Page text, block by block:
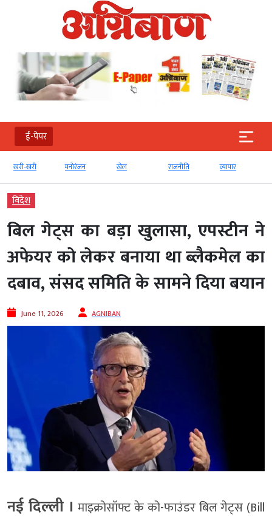
ई-पेपर
खरी-खरी मनोरंजन खेल राजनीति व्‍यापार
विदेश
बिल गेट्स का बड़ा खुलासा, एपस्टीन ने
अफेयर को लेकर बनाया था ब्लैकमेल का
दबाव, संसद समिति के सामने दिया बयान
June 11, 2026 AGNIBAN
नई दिल्‍ली । माइक्रोसॉफ्ट के को-फाउंडर बिल गेट्स (Bill